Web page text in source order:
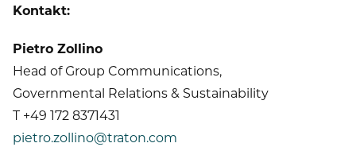
Kontakt:
Pietro Zollino
Head of Group Communications,
Governmental Relations & Sustainability
T +49 172 8371431
pietro.zollino@traton.com